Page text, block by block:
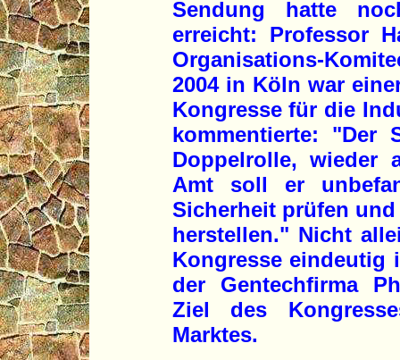
Sendung hatte
erreicht: Professor
Organisations-
2004 in Köln war
Kongresse für die
kommentierte: "Der
Doppelrolle, wieder
Amt soll er
Sicherheit prüfen
herstellen." Nicht
Kongresse eindeutig
der Gentechfirma
Ziel des
Marktes.